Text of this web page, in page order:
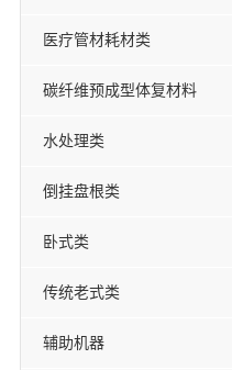
医疗管材耗材类
碳纤维预成型体复材料
水处理类
倒挂盘根类
卧式类
传统老式类
辅助机器